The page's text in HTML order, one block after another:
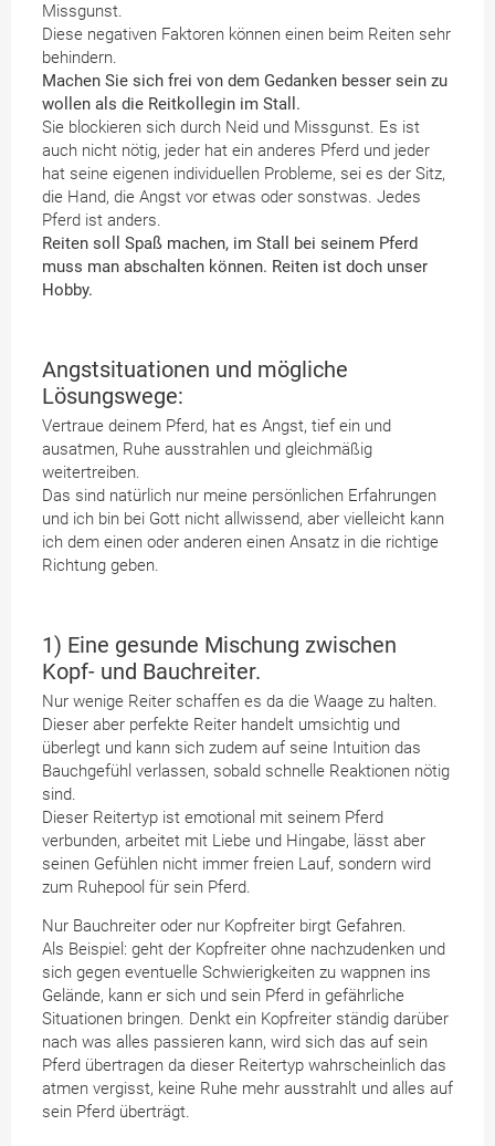
Missgunst.
Diese negativen Faktoren können einen beim Reiten sehr
behindern.
Machen Sie sich frei von dem Gedanken besser sein zu
wollen als die Reitkollegin im Stall.
Sie blockieren sich durch Neid und Missgunst. Es ist
auch nicht nötig, jeder hat ein anderes Pferd und jeder
hat seine eigenen individuellen Probleme, sei es der Sitz,
die Hand, die Angst vor etwas oder sonstwas. Jedes
Pferd ist anders.
Reiten soll Spaß machen, im Stall bei seinem Pferd
muss man abschalten können. Reiten ist doch unser
Hobby.
Angstsituationen und mögliche
Lösungswege:
Vertraue deinem Pferd, hat es Angst, tief ein und
ausatmen, Ruhe ausstrahlen und gleichmäßig
weitertreiben.
Das sind natürlich nur meine persönlichen Erfahrungen
und ich bin bei Gott nicht allwissend, aber vielleicht kann
ich dem einen oder anderen einen Ansatz in die richtige
Richtung geben.
1) Eine gesunde Mischung zwischen
Kopf- und Bauchreiter.
Nur wenige Reiter schaffen es da die Waage zu halten.
Dieser aber perfekte Reiter handelt umsichtig und
überlegt und kann sich zudem auf seine Intuition das
Bauchgefühl verlassen, sobald schnelle Reaktionen nötig
sind.
Dieser Reitertyp ist emotional mit seinem Pferd
verbunden, arbeitet mit Liebe und Hingabe, lässt aber
seinen Gefühlen nicht immer freien Lauf, sondern wird
zum Ruhepool für sein Pferd.
Nur Bauchreiter oder nur Kopfreiter birgt Gefahren.
Als Beispiel: geht der Kopfreiter ohne nachzudenken und
sich gegen eventuelle Schwierigkeiten zu wappnen ins
Gelände, kann er sich und sein Pferd in gefährliche
Situationen bringen. Denkt ein Kopfreiter ständig darüber
nach was alles passieren kann, wird sich das auf sein
Pferd übertragen da dieser Reitertyp wahrscheinlich das
atmen vergisst, keine Ruhe mehr ausstrahlt und alles auf
sein Pferd überträgt.